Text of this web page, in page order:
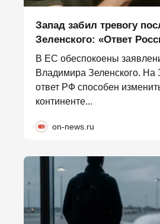
Запад забил тревогу
Зеленского: «Ответ
В ЕС обеспокоены
Владимира Зеленского. На
ответ РФ способен
континенте...
on-news.ru